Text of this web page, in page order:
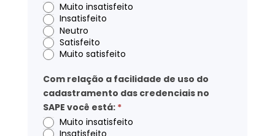
Muito insatisfeito
Insatisfeito
Neutro
Satisfeito
Muito satisfeito
Com relação a facilidade de uso do
cadastramento das credenciais no
SAPE você está: *
Muito insatisfeito